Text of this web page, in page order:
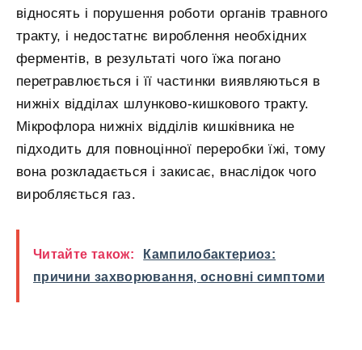
відносять і порушення роботи органів травного
тракту, і недостатнє вироблення необхідних
ферментів, в результаті чого їжа погано
перетравлюється і її частинки виявляються в
нижніх відділах шлунково-кишкового тракту.
Мікрофлора нижніх відділів кишківника не
підходить для повноцінної переробки їжі, тому
вона розкладається і закисає, внаслідок чого
виробляється газ.
Читайте також:
Кампилобактериоз:
причини захворювання, основні симптоми